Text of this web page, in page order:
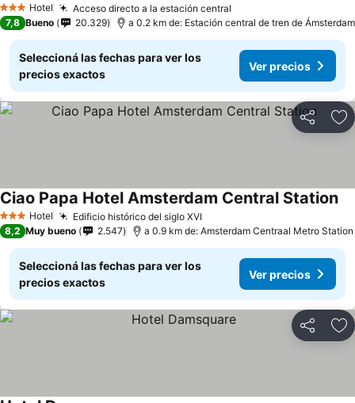
3 Estrellas
Hotel Acceso directo a la estación central
7,8 Bueno 20.329 a 0.2 km de: Estación central de tren de Ámsterdam
Seleccioná las fechas para ver los
precios exactos
Ver precios
Compartir
3 Estrellas
Hotel Edificio histórico del siglo XVI
Ciao Papa Hotel Amsterdam Central Station
8,2 Muy bueno 2.547 a 0.9 km de: Amsterdam Centraal Metro Station
Seleccioná las fechas para ver los
precios exactos
Ver precios
Compartir